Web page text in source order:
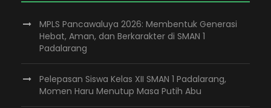
MPLS Pancawaluya 2026: Membentuk Generasi
Hebat, Aman, dan Berkarakter di SMAN 1
Padalarang
Pelepasan Siswa Kelas XII SMAN 1 Padalarang,
Momen Haru Menutup Masa Putih Abu